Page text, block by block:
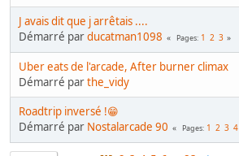
J avais dit que j arrêtais ....
Démarré parducatman1098 Pages 1 2 3
Uber eats de l'arcade, After burner climax
Démarré parthe_vidy
Roadtrip inversé !😁
Démarré par Nostalarcade 90 Pages 1 2 3 4